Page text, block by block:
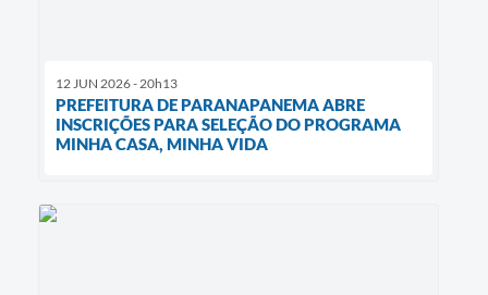
12 JUN 2026 - 20h13
PREFEITURA DE PARANAPANEMA ABRE
INSCRIÇÕES PARA SELEÇÃO DO PROGRAMA
MINHA CASA, MINHA VIDA